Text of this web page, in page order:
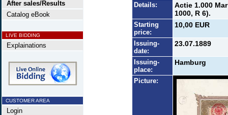
After sales/Results
Catalog eBook
LIVE BIDDING
Explainations
CUSTOMER AREA
Login
Details:
Actie 1.000
1000, R 6).
Starting
price:
10,00 EUR
Issuing-
date:
23.07.1889
Issuing-
place:
Hamburg
Picture: